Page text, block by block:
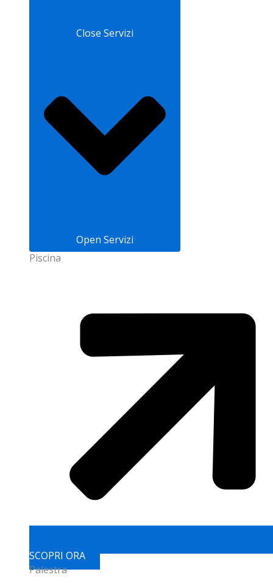
Close Servizi
Open Servizi
Piscina
SCOPRI ORA
Palestra